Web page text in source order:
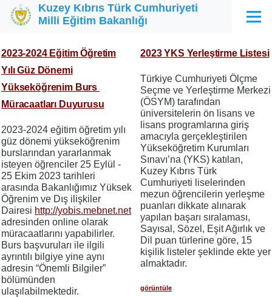
Ana içeriğe atla
Kuzey Kıbrıs Türk Cumhuriyeti
Milli Eğitim Bakanlığı
Menü
2023-2024 Eğitim Öğretim
Yılı Güz Dönemi
Yükseköğrenim Burs
Müracaatları Duyurusu
2023-2024 eğitim öğretim yılı
güz dönemi yükseköğrenim
burslarından yararlanmak
isteyen öğrenciler 25 Eylül -
25 Ekim 2023 tarihleri
arasında Bakanlığımız Yüksek
Öğrenim ve Dış ilişkiler
Dairesi http://yobis.mebnet.net
adresinden online olarak
müracaatlarını yapabilirler.
Burs başvuruları ile ilgili
ayrıntılı bilgiye yine aynı
adresin “Önemli Bilgiler”
bölümünden
ulaşılabilmektedir.
2023 YKS Yerleştirme Listesi
Türkiye Cumhuriyeti Ölçme
Seçme ve Yerleştirme Merkezi
(ÖSYM) tarafından
üniversitelerin ön lisans ve
lisans programlarına giriş
amacıyla gerçekleştirilen
Yükseköğretim Kurumları
Sınavı’na (YKS) katılan,
Kuzey Kıbrıs Türk
Cumhuriyeti liselerinden
mezun öğrencilerin yerleşme
puanları dikkate alınarak
yapılan başarı sıralaması,
Sayısal, Sözel, Eşit Ağırlık ve
Dil puan türlerine göre, 15
kişilik listeler şeklinde ekte yer
almaktadır.
görüntüle